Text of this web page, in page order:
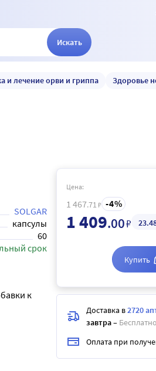
Искать
и лечение орви и гриппа Здоровье
SOLGAR
капсулы
60
срок
к
Цена:
1 467.71 ₽ 4
1 409.00₽ 23
Купить
Доставка в2720
завтра– Бесплатно
Оплата при